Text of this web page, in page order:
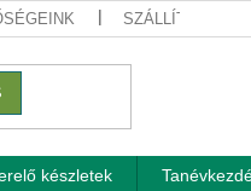
SZÁLLÍTÁSI
készletek